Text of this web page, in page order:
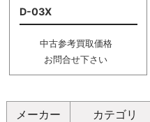
D-03X
中古参考買取価格
お問合せ下さい
メーカー カテゴリ